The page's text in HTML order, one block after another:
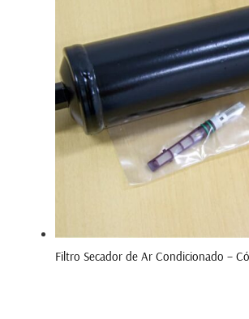
Filtro Secador de Ar Condicionado –